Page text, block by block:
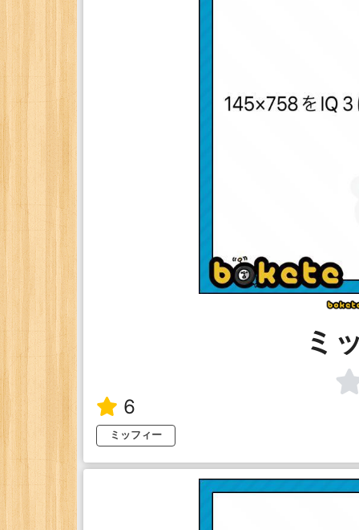
ミ
6
ミッフィー